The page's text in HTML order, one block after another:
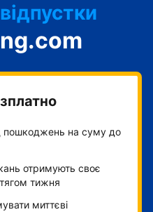
будинок
"ліжко і
пошкоджень на суму до
отримують своє
тижня
миттєві